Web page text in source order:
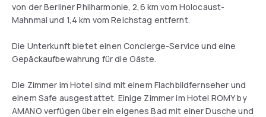
von der Berliner Philharmonie, 2,6 km vom Holocaust-
Mahnmal und 1,4 km vom Reichstag entfernt.
Die Unterkunft bietet einen Concierge-Service und eine
Gepäckaufbewahrung für die Gäste.
Die Zimmer im Hotel sind mit einem Flachbildfernseher und
einem Safe ausgestattet. Einige Zimmer im Hotel ROMY by
AMANO verfügen über ein eigenes Bad mit einer Dusche und